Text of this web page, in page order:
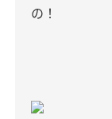
の！